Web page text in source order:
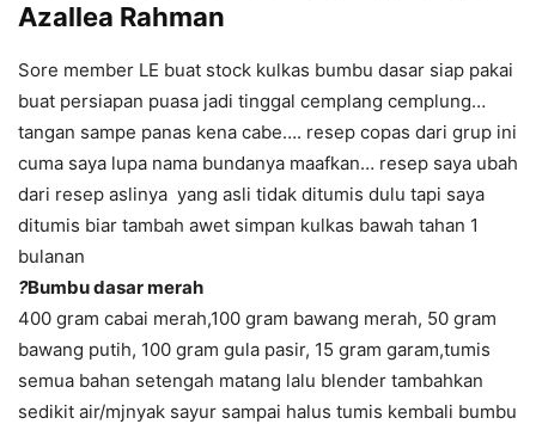
Azallea Rahman
Sore member LE buat stock kulkas bumbu dasar siap pakai
buat persiapan puasa jadi tinggal cemplang cemplung…
tangan sampe panas kena cabe…. resep copas dari grup ini
cuma saya lupa nama bundanya maafkan… resep saya ubah
dari resep aslinya yang asli tidak ditumis dulu tapi saya
ditumis biar tambah awet simpan kulkas bawah tahan 1
bulanan
?Bumbu dasar merah
400 gram cabai merah,100 gram bawang merah, 50 gram
bawang putih, 100 gram gula pasir, 15 gram garam,tumis
semua bahan setengah matang lalu blender tambahkan
sedikit air/mjnyak sayur sampai halus tumis kembali bumbu